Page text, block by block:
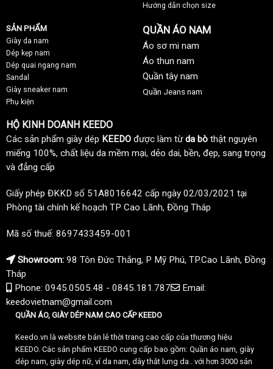
Hướng dẫn chọn size
SẢN PHẨM
Giày da nam
Dép kẹp nam
Dép quai ngang nam
Sandal
Giày sneaker nam
Phụ kiện
QUẦN ÁO NAM
Áo sơ mi nam
Áo thun nam
Quần tây nam
Quần Jeans nam
HỘ KINH DOANH KEEDO
Các sản phẩm giày dép KEEDO được làm từda bò thật nguyên
miếng 100%, chất liệu da mềm mại, dẻo dai, bền, đẹp, sang trọng
và đẳng cấp
Giấy phép ĐKKD số 51A8016642 cấp ngày 02/03/2021 tại
Phòng tài chính kế hoạch TP Cao Lãnh, Đồng Tháp
Mã số thuế: 8697433459-001
Showroom: 98 Tôn Đức Thắng, P Mỹ Phú, TP.Cao Lãnh, Đồng
Tháp
Phone: 0945.0505.48 - 0845.181.787
Email:
keedovietnam@gmail.com
QUẦN ÁO, GIÀY DÉP NAM CAO CẤP KEEDO
Keedo.vn là website bán lẻ thời trang cao cấp của thương hiệu
KEEDO. Các sản phẩm KEEDO cung cấp bao gồm: Quần áo nam, giày
dép nam, giày dép nữ, ví da nam, dây thắt lưng da.. với hơn 3000 sản